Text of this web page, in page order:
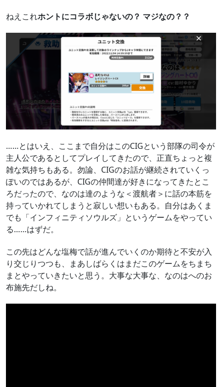
ねえこれホントにコラボじゃないの？ マジなの？？
……とはいえ、ここまで自分はこのCIGという部隊の司令が
主人公であるとしてプレイしてきたので、正直ちょっと複
雑な気持ちもある。勿論、CIGのお話が継続されていくっ
ぽいのではあるが、CIGの仲間達が好きになってきたとこ
ろだったので、なのは達のような＜渡航者＞に話の本筋を
持っていかれてしまうと寂しい想いもある。自分はあくま
でも「インフィニティソウルズ」というゲームをやってい
る……はずだ。
この先はどんな塩梅で話が進んでいくのか期待と不安が入
り交じりつつも、まあしばらくはまだこのゲームをちまち
まとやっていきたいと思う。大事な大事な、なのはへのお
布施先だしね。